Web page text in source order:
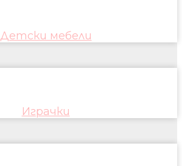
Детски мебели
Играчки